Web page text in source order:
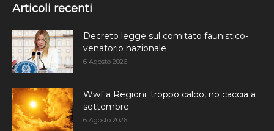
Articoli recenti
Decreto legge sul comitato faunistico-
venatorio nazionale
6 Agosto 2026
Wwf a Regioni: troppo caldo, no caccia a
settembre
6 Agosto 2026